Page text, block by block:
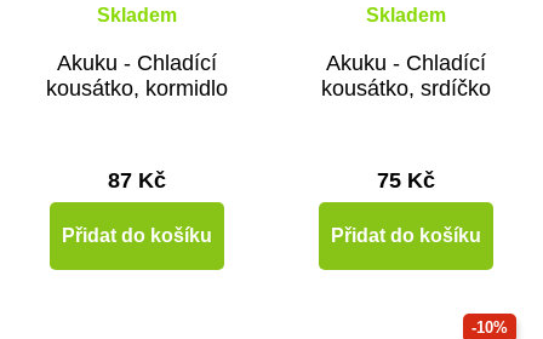
Plastové hračky pro nejmenší
Skladem
Akuku - Chladící
kousátko, kormidlo
87 Kč
Přidat do košíku
Skladem
Akuku - Chladící
kousátko, srdíčko
75 Kč
Přidat do košíku
-10%